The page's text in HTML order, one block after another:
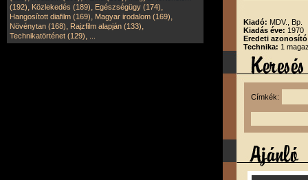
(192), Közlekedés (189), Egészségügy (174),
Hangosított diafilm (169), Magyar irodalom (169),
Növénytan (168), Rajzfilm alapján (133),
Technikatörténet (129),
Kiadó: MDV., Bp.
Kiadás éve: 1970
Eredeti
Technika: 1
Címkék: